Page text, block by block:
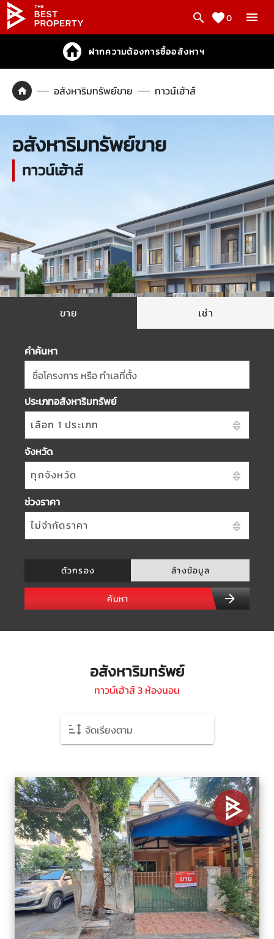
0
ฝากความต้องการซื้ออสังหาฯ
อสังหาริมทรัพย์ขาย ทาวน์เฮ้าส์
อสังหาริมทรัพย์ขาย
ทาวน์เฮ้าส์
ขาย เช่า
คำค้นหา
ชื่อโครงการ หรือ ทำเลที่ตั้ง
ประเภทอสังหาริมทรัพย์
เลือก 1 ประเภท
จังหวัด
ทุกจังหวัด
ช่วงราคา
ไม่จำกัดราคา
ตัวกรอง ล้างข้อมูล
ค้นหา
อสังหาริมทรัพย์
ทาวน์เฮ้าส์ 3 ห้องนอน
จัดเรียงตาม